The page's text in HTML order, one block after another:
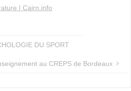
| Cairn.info
DU SPORT
au CREPS de Bordeaux